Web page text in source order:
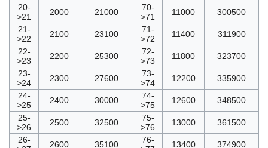
20-
>21
2000 21000
70-
>71
11000
300500
21-
>22
2100 23100
71-
>72
11400
311900
22-
>23
2200 25300
72-
>73
11800
323700
23-
>24
2300 27600
73-
>74
12200
335900
24-
>25
2400 30000
74-
>75
12600
348500
25-
>26
2500 32500
75-
>76
13000
361500
26-
2600 35100
76-
13400
374900